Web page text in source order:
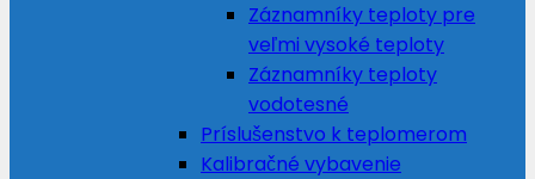
Záznamníky teploty pre
veľmi vysoké teploty
Záznamníky teploty
vodotesné
Príslušenstvo k teplomerom
Kalibračné vybavenie